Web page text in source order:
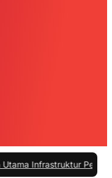
Pengisian Daya